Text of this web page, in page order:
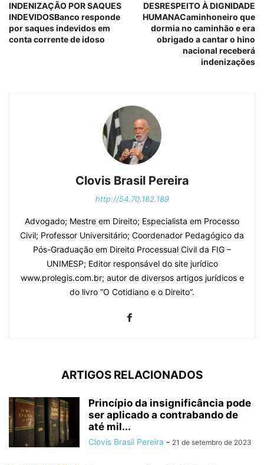
INDENIZAÇÃO POR SAQUES
INDEVIDOSBanco responde
por saques indevidos em
conta corrente de idoso
DESRESPEITO À DIGNIDADE
HUMANACaminhoneiro que
dormia no caminhão e era
obrigado a cantar o hino
nacional receberá
indenizações
Clovis Brasil Pereira
http://54.70.182.189
Advogado; Mestre em Direito; Especialista em Processo
Civil; Professor Universitário; Coordenador Pedagógico da
Pós-Graduação em Direito Processual Civil da FIG –
UNIMESP; Editor responsável do site jurídico
www.prolegis.com.br; autor de diversos artigos jurídicos e
do livro “O Cotidiano e o Direito”.
ARTIGOS RELACIONADOS
Princípio da insignificância pode
ser aplicado a contrabando de
até mil...
Clovis Brasil Pereira - 21 de setembro de 2023